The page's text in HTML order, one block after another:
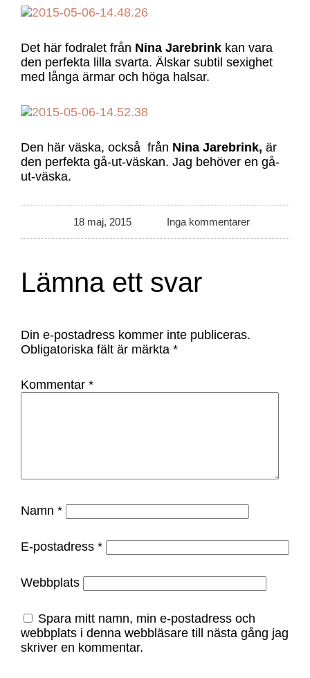
Det här fodralet från Nina Jarebrinkkan vara
den perfekta lilla svarta. Älskar subtil sexighet
med långa ärmar och höga halsar.
Den här väska, också från Nina Jarebrink, är
den perfekta gå-ut-väskan. Jag behöver en gå-
ut-väska.
18 maj, 2015 Inga kommentarer
Lämna ett svar
Din e-postadress kommer inte publiceras.
Obligatoriska fält är märkta *
Kommentar *
Namn *
E-postadress *
Webbplats
Spara mitt namn, min e-postadress och
webbplats i denna webbläsare till nästa gång jag
skriver en kommentar.